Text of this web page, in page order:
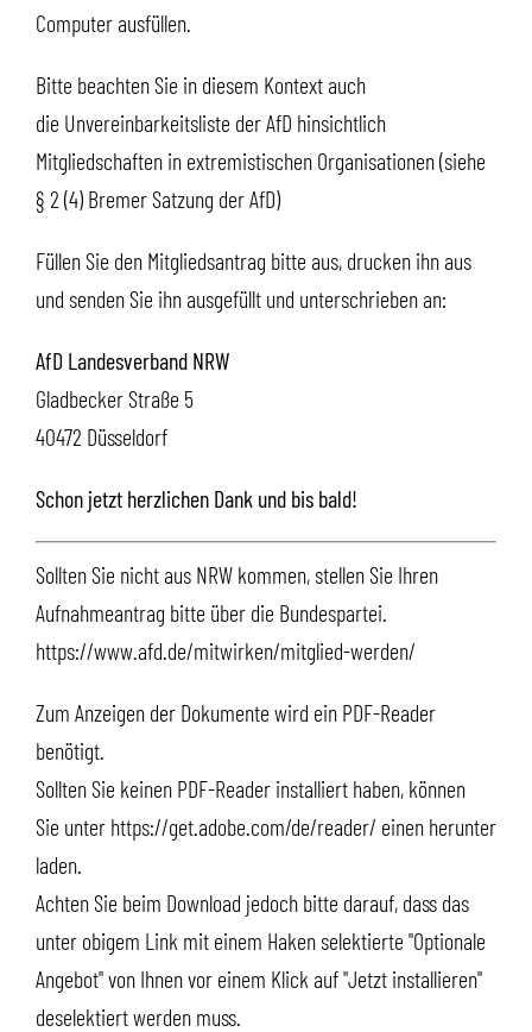
Computer ausfüllen.
Bitte beachten Sie in diesem Kontext auch
die Unvereinbarkeitsliste der AfD hinsichtlich
Mitgliedschaften in extremistischen Organisationen (siehe
§ 2 (4) Bremer Satzung der AfD)
Füllen Sie den Mitgliedsantrag bitte aus, drucken ihn aus
und senden Sie ihn ausgefüllt und unterschrieben an:
AfD Landesverband NRW
Gladbecker Straße 5
40472 Düsseldorf
Schon jetzt herzlichen Dank und bis bald!
Sollten Sie nicht aus NRW kommen, stellen Sie Ihren
Aufnahmeantrag bitte über die Bundespartei.
https://www.afd.de/mitwirken/mitglied-werden/
Zum Anzeigen der Dokumente wird ein PDF-Reader
benötigt.
Sollten Sie keinen PDF-Reader installiert haben, können
Sie unter https://get.adobe.com/de/reader/ einen herunter
laden.
Achten Sie beim Download jedoch bitte darauf, dass das
unter obigem Link mit einem Haken selektierte "Optionale
Angebot" von Ihnen vor einem Klick auf "Jetzt installieren"
deselektiert werden muss.